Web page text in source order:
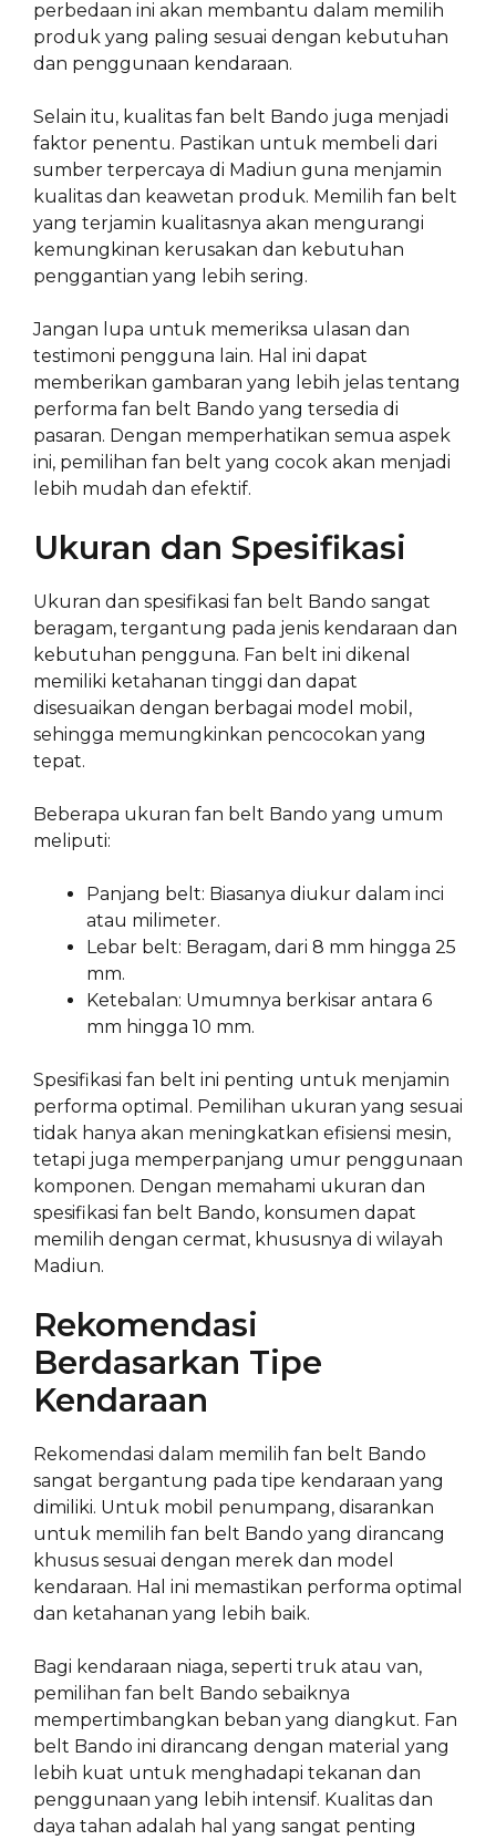
perbedaan ini akan membantu dalam memilih
produk yang paling sesuai dengan kebutuhan
dan penggunaan kendaraan.
Selain itu, kualitas fan belt Bando juga menjadi
faktor penentu. Pastikan untuk membeli dari
sumber terpercaya di Madiun guna menjamin
kualitas dan keawetan produk. Memilih fan belt
yang terjamin kualitasnya akan mengurangi
kemungkinan kerusakan dan kebutuhan
penggantian yang lebih sering.
Jangan lupa untuk memeriksa ulasan dan
testimoni pengguna lain. Hal ini dapat
memberikan gambaran yang lebih jelas tentang
performa fan belt Bando yang tersedia di
pasaran. Dengan memperhatikan semua aspek
ini, pemilihan fan belt yang cocok akan menjadi
lebih mudah dan efektif.
Ukuran dan Spesifikasi
Ukuran dan spesifikasi fan belt Bando sangat
beragam, tergantung pada jenis kendaraan dan
kebutuhan pengguna. Fan belt ini dikenal
memiliki ketahanan tinggi dan dapat
disesuaikan dengan berbagai model mobil,
sehingga memungkinkan pencocokan yang
tepat.
Beberapa ukuran fan belt Bando yang umum
meliputi:
Panjang belt: Biasanya diukur dalam inci
atau milimeter.
Lebar belt: Beragam, dari 8 mm hingga 25
mm.
Ketebalan: Umumnya berkisar antara 6
mm hingga 10 mm.
Spesifikasi fan belt ini penting untuk menjamin
performa optimal. Pemilihan ukuran yang sesuai
tidak hanya akan meningkatkan efisiensi mesin,
tetapi juga memperpanjang umur penggunaan
komponen. Dengan memahami ukuran dan
spesifikasi fan belt Bando, konsumen dapat
memilih dengan cermat, khususnya di wilayah
Madiun.
Rekomendasi
Berdasarkan Tipe
Kendaraan
Rekomendasi dalam memilih fan belt Bando
sangat bergantung pada tipe kendaraan yang
dimiliki. Untuk mobil penumpang, disarankan
untuk memilih fan belt Bando yang dirancang
khusus sesuai dengan merek dan model
kendaraan. Hal ini memastikan performa optimal
dan ketahanan yang lebih baik.
Bagi kendaraan niaga, seperti truk atau van,
pemilihan fan belt Bando sebaiknya
mempertimbangkan beban yang diangkut. Fan
belt Bando ini dirancang dengan material yang
lebih kuat untuk menghadapi tekanan dan
penggunaan yang lebih intensif. Kualitas dan
daya tahan adalah hal yang sangat penting